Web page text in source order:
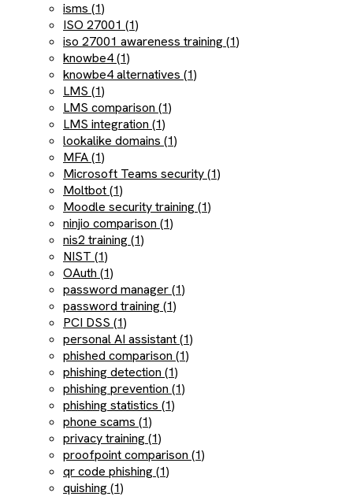
isms (1)
ISO 27001 (1)
iso 27001 awareness training (1)
knowbe4 (1)
knowbe4 alternatives (1)
LMS (1)
LMS comparison (1)
LMS integration (1)
lookalike domains (1)
MFA (1)
Microsoft Teams security (1)
Moltbot (1)
Moodle security training (1)
ninjio comparison (1)
nis2 training (1)
NIST (1)
OAuth (1)
password manager (1)
password training (1)
PCI DSS (1)
personal AI assistant (1)
phished comparison (1)
phishing detection (1)
phishing prevention (1)
phishing statistics (1)
phone scams (1)
privacy training (1)
proofpoint comparison (1)
qr code phishing (1)
quishing (1)